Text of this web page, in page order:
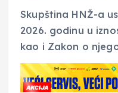
Skupština HNŽ-a
2026. godinu u
kao i Zakon o